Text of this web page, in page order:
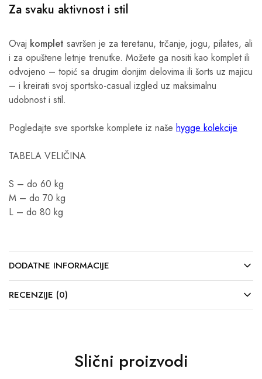
Za svaku aktivnost i stil
Ovaj komplet savršen je za teretanu, trčanje, jogu, pilates, ali
i za opuštene letnje trenutke. Možete ga nositi kao komplet ili
odvojeno – topić sa drugim donjim delovima ili šorts uz majicu
– i kreirati svoj sportsko-casual izgled uz maksimalnu
udobnost i stil.
Pogledajte sve sportske komplete iz naše hygge kolekcije
TABELA VELIČINA
S – do 60 kg
M – do 70 kg
L – do 80 kg
DODATNE INFORMACIJE
RECENZIJE (0)
Slični proizvodi